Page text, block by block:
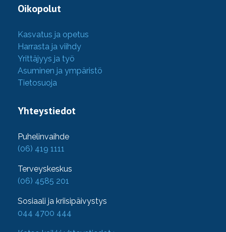
Oikopolut
Kasvatus ja opetus
Harrasta ja viihdy
Yrittäjyys ja työ
Asuminen ja ympäristö
Tietosuoja
Yhteystiedot
Puhelinvaihde
(06) 419 1111
Terveyskeskus
(06) 4585 201
Sosiaali ja kriisipäivystys
044 4700 444